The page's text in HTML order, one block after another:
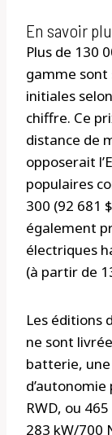
En savoir
Plus de 130
gamme
initiales
chiffre. Ce
distance de
opposerait
populaires
300 (92 681
également
électriques
(à partir de
Les éditions
ne sont
batterie,
RWD, ou
283 kW/700